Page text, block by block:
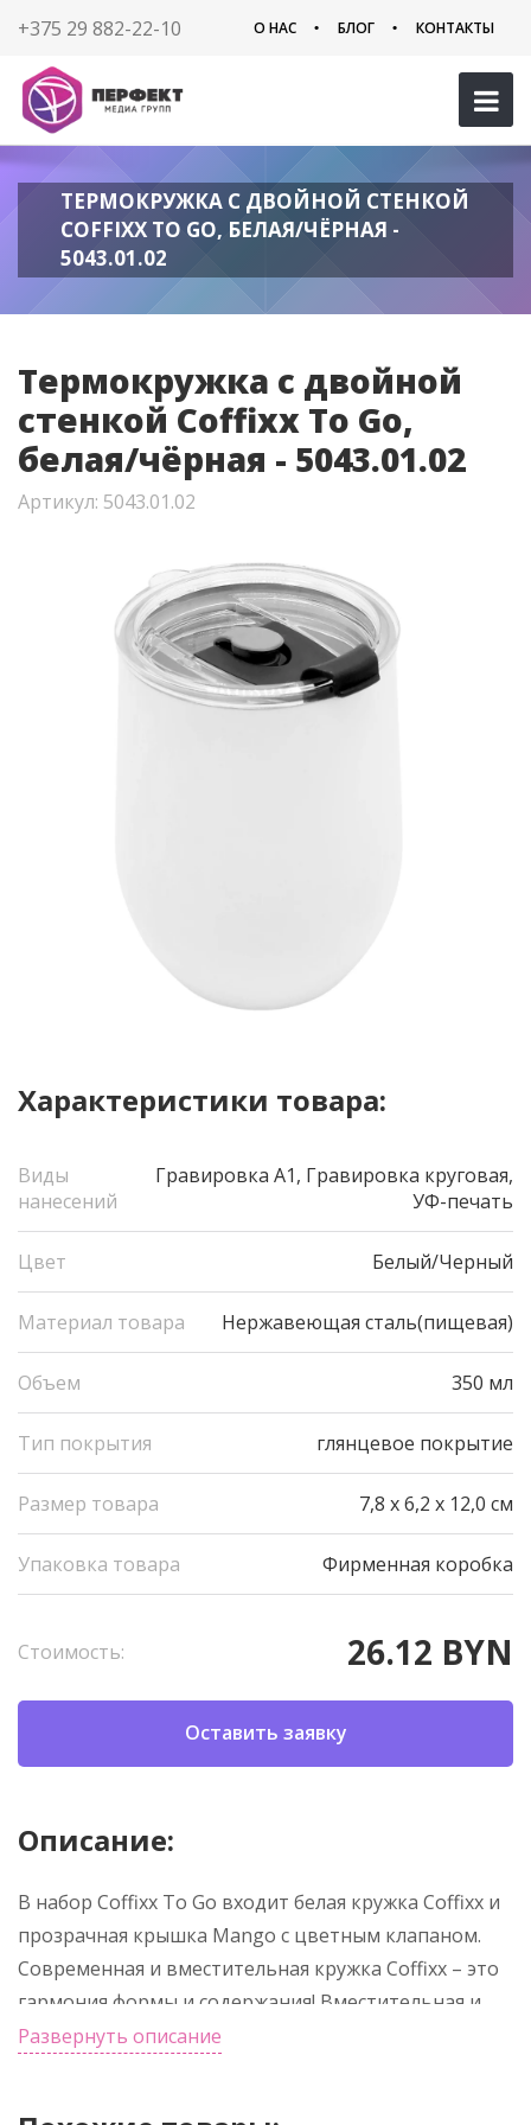
+375 29 882-22-10 О НАС БЛОГ КОНТАКТЫ
ТЕРМОКРУЖКА С ДВОЙНОЙ СТЕНКОЙ
COFFIXX TO GO, БЕЛАЯ/ЧЁРНАЯ -
5043.01.02
Термокружка с двойной
стенкой Coffixx To Go,
белая/чёрная - 5043.01.02
Артикул: 5043.01.02
Характеристики товара:
Виды
нанесений
Гравировка А1, Гравировка круговая,
УФ-печать
Цвет Белый/Черный
Материал товара Нержавеющая сталь(пищевая)
Объем 350 мл
Тип покрытия глянцевое покрытие
Размер товара 7,8 x 6,2 x 12,0 см
Упаковка товара Фирменная коробка
Стоимость: 26.12 BYN
Оставить заявку
Описание:
В набор Coffixx To Go входит белая кружка Coffixx и
прозрачная крышка Mango с цветным клапаном.
Современная и вместительная кружка Coffixx – это
гармония формы и содержания! Вместительная и
вместе с тем лаконичная форма, поддерживает
Развернуть описание